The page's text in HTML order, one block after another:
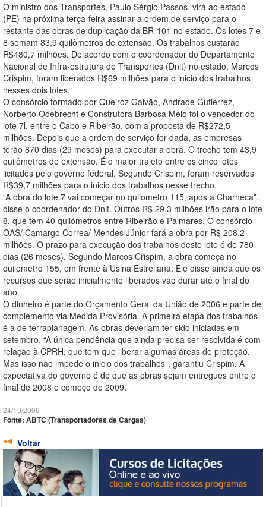
O ministro dos Transportes, Paulo Sérgio Passos, virá ao estado
(PE) na próxima terça-feira assinar a ordem de serviço para o
restante das obras de duplicação da BR-101 no estado. Os lotes 7 e
8 somam 83,9 quilômetros de extensão. Os trabalhos custarão
R$480,7 milhões. De acordo com o coordenador do Departamento
Nacional de Infra-estrutura de Transportes (Dnit) no estado, Marcos
Crispim, foram liberados R$69 milhões para o inicio dos trabalhos
nesses dois lotes.
O consórcio formado por Queiroz Galvão, Andrade Gutierrez,
Norberto Odebrecht e Construtora Barbosa Melo foi o vencedor do
lote 7l, entre o Cabo e Ribeirão, com a proposta de R$272,5
milhões. Depois que a ordem de serviço for dada, as empresas
terão 870 dias (29 meses) para executar a obra. O trecho tem 43,9
quilômetros de extensão. É o maior trajeto entre os cinco lotes
licitados pelo governo federal. Segundo Crispim, foram reservados
R$39,7 milhões para o inicio dos trabalhos nesse trecho.
“A obra do lote 7 vai começar no quilometro 115, após a Charneca”,
disse o coordenador do Dnit. Outros R$ 29,3 milhões irão para o lote
8, que tem 40 quilômetros entre Ribeirão e Palmares. O consórcio
OAS/ Camargo Correa/ Mendes Júnior fará a obra por R$ 208,2
milhões. O prazo para execução dos trabalhos deste lote é de 780
dias (26 meses). Segundo Marcos Crispim, a obra começa no
quilometro 155, em frente à Usina Estreliana. Ele disse ainda que os
recursos que serão inicialmente liberados vão durar até o final do
ano.
O dinheiro é parte do Orçamento Geral da União de 2006 e parte de
complemento via Medida Provisória. A primeira etapa dos trabalhos
é a de terraplanagem. As obras deveriam ter sido iniciadas em
setembro. “A única pendência que ainda precisa ser resolvida é com
relação à CPRH, que tem que liberar algumas áreas de proteção.
Mas isso não impede o inicio dos trabalhos”, garantiu Crispim. A
expectativa do governo é de que as obras sejam entregues entre o
final de 2008 e começo de 2009.
24/10/2006
Fonte: ABTC (Transportadores de Cargas)
Voltar